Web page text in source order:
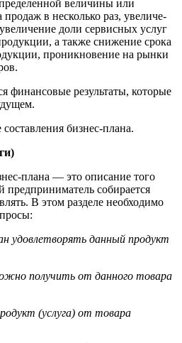
величины или
в несколько раз, увеличе­
доли сервисных услуг
а также снижение срока
проникновение на рынки
финансовые результаты, кото­рые
бизнес-плана.
плана — это описание того
предприниматель собирается
В этом разделе необходимо
удовлетворять данный продукт
получить от данного товара
(услуга) от товара